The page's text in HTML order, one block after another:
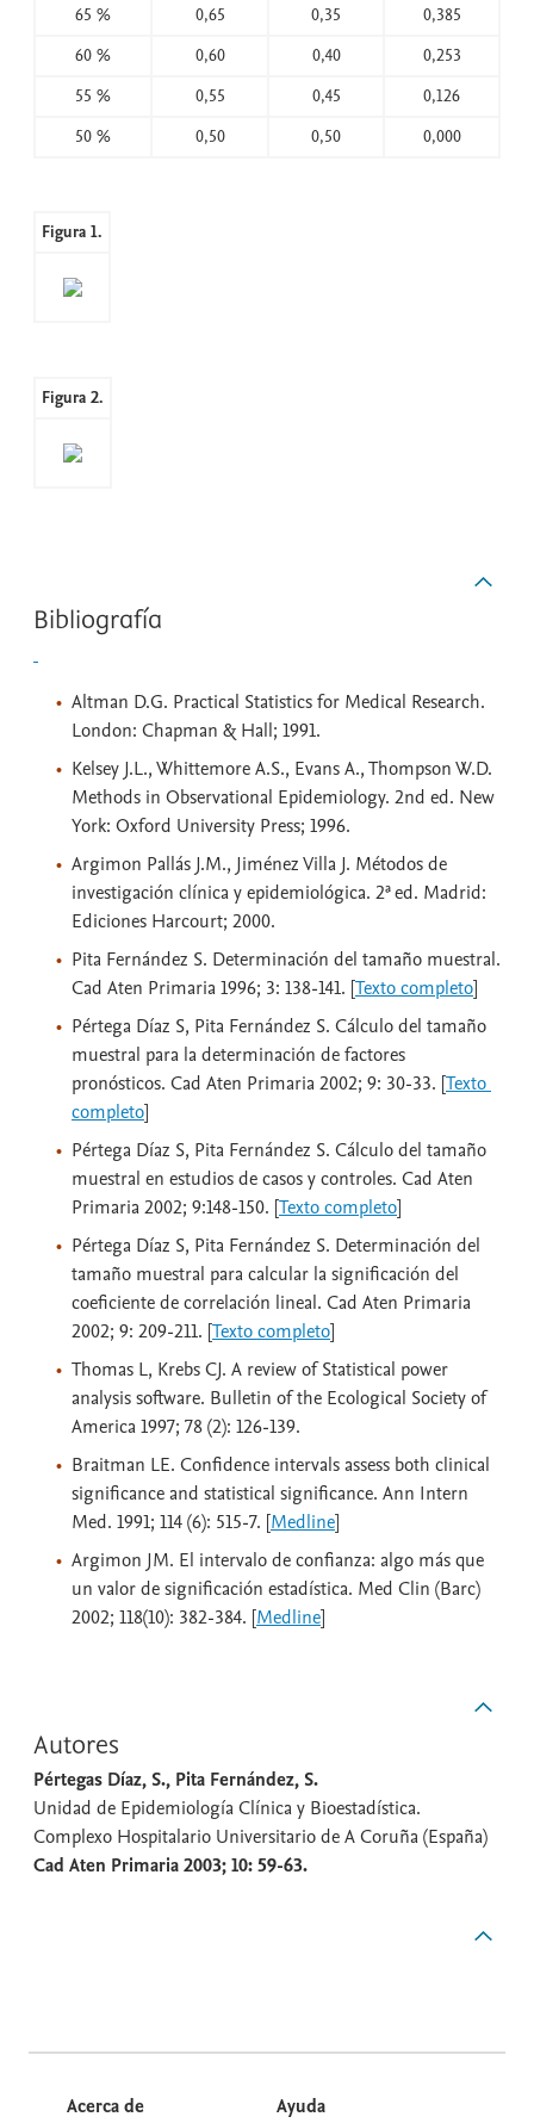
65 % 0,65 0,35
0,385
60 %
0,60 0,40
0,253
55 %
0,55 0,45
0,126
50 %
0,50 0,50 0,000
Figura 1.
Figura 2.
Bibliografía
Altman D.G. Practical Statistics for Medical Research.
London: Chapman & Hall; 1991.
Kelsey J.L., Whittemore A.S., Evans A., Thompson W.D.
Methods in Observational Epidemiology. 2nd ed. New
York: Oxford University Press; 1996.
Argimon Pallás J.M., Jiménez Villa J. Métodos de
investigación clínica y epidemiológica. 2ª ed. Madrid:
Ediciones Harcourt; 2000.
Pita Fernández S. Determinación del tamaño muestral.
Cad Aten Primaria 1996; 3: 138-141. [Texto completo]
Pértega Díaz S, Pita Fernández S. Cálculo del tamaño
muestral para la determinación de factores
pronósticos. Cad Aten Primaria 2002; 9: 30-33. [Texto
completo]
Pértega Díaz S, Pita Fernández S. Cálculo del tamaño
muestral en estudios de casos y controles. Cad Aten
Primaria 2002; 9:148-150. [Texto completo]
Pértega Díaz S, Pita Fernández S. Determinación del
tamaño muestral para calcular la significación del
coeficiente de correlación lineal. Cad Aten Primaria
2002; 9: 209-211. [Texto completo]
Thomas L, Krebs CJ. A review of Statistical power
analysis software. Bulletin of the Ecological Society of
America 1997; 78 (2): 126-139.
Braitman LE. Confidence intervals assess both clinical
significance and statistical significance. Ann Intern
Med. 1991; 114 (6): 515-7. [Medline]
Argimon JM. El intervalo de confianza: algo más que
un valor de significación estadística. Med Clin (Barc)
2002; 118(10): 382-384. [Medline]
Autores
Pértegas Díaz, S., Pita Fernández, S.
Unidad de Epidemiología Clínica y Bioestadística.
Complexo Hospitalario Universitario de A Coruña (España)
Cad Aten Primaria 2003; 10: 59-63.
Acerca de
Ayuda